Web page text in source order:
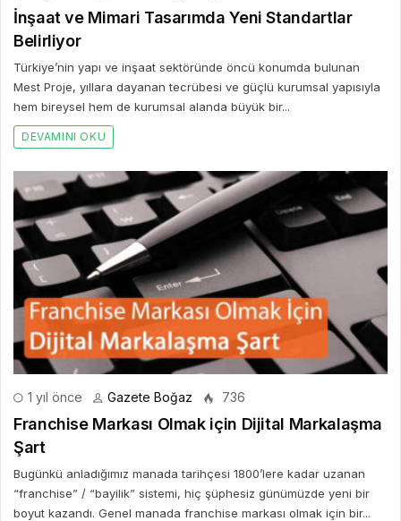
İnşaat ve Mimari Tasarımda Yeni Standartlar
Belirliyor
Türkiye’nin yapı ve inşaat sektöründe öncü konumda bulunan
Mest Proje, yıllara dayanan tecrübesi ve güçlü kurumsal yapısıyla
hem bireysel hem de kurumsal alanda büyük bir...
DEVAMINI OKU
1 yıl önce Gazete Boğaz 736
Franchise Markası Olmak için Dijital Markalaşma
Şart
Bugünkü anladığımız manada tarihçesi 1800’lere kadar uzanan
“franchise” / “bayilik” sistemi, hiç şüphesiz günümüzde yeni bir
boyut kazandı. Genel manada franchise markası olmak için bir...